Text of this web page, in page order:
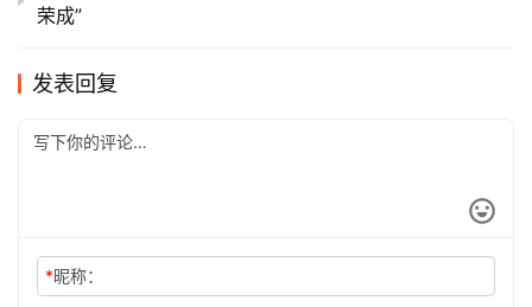
荣成”
发表回复
*昵称：